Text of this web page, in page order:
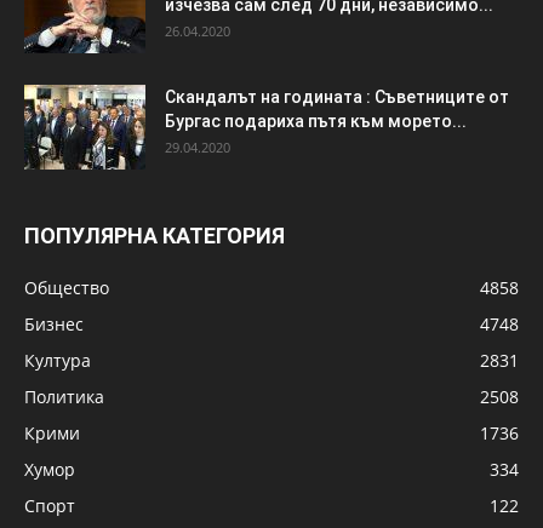
изчезва сам след 70 дни, независимо...
26.04.2020
Скандалът на годината : Съветниците от
Бургас подариха пътя към морето...
29.04.2020
ПОПУЛЯРНА КАТЕГОРИЯ
Общество
4858
Бизнес
4748
Култура
2831
Политика
2508
Крими
1736
Хумор
334
Спорт
122